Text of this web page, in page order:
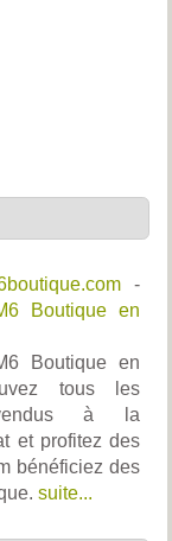
-
Boutique en
Boutique en
tous les
à la
et profitez des
bénéficiez des
suite...